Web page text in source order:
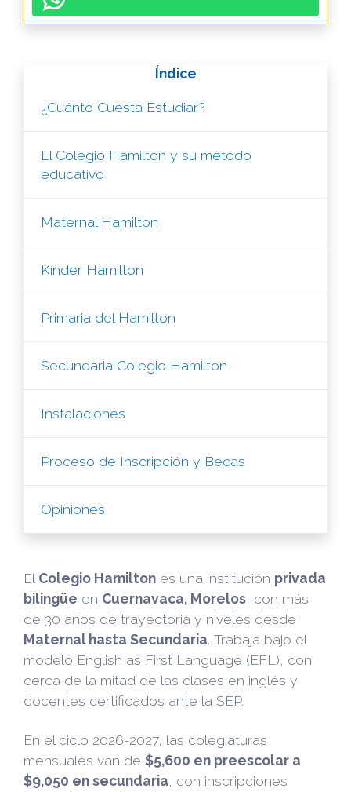
Índice
¿Cuánto Cuesta Estudiar?
El Colegio Hamilton y su método
educativo
Maternal Hamilton
Kínder Hamilton
Primaria del Hamilton
Secundaria Colegio Hamilton
Instalaciones
Proceso de Inscripción y Becas
Opiniones
El Colegio Hamilton es una institución privada
bilingüe en Cuernavaca, Morelos , con más
de 30 años de trayectoria y niveles desde
Maternal hasta Secundaria . Trabaja bajo el
modelo English as First Language (EFL), con
cerca de la mitad de las clases en inglés y
docentes certificados ante la SEP.
En el ciclo 2026-2027, las colegiaturas
mensuales van de $5,600 en preescolar a
$9,050 en secundaria , con inscripciones